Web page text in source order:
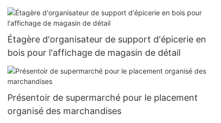
Étagère d'organisateur de support d'épicerie en
bois pour l'affichage de magasin de détail
Présentoir de supermarché pour le placement
organisé des marchandises